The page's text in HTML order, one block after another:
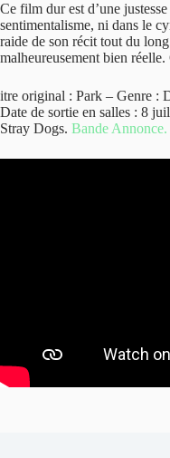
Ce film dur est d’une
sentimentalisme, ni dans le
raide de son récit tout du
malheureusement bien
itre original : Park – Genre :
Date de sortie en salles : 8
Stray Dogs. Bande Annonce.